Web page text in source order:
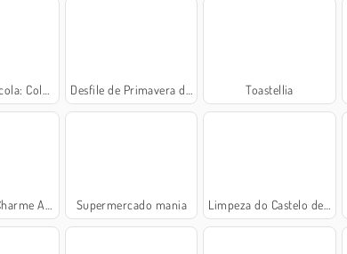
Animais Desfile de Primavera da Princesa Toastellia
Angelical Supermercado mania Limpeza do Castelo de Gelo